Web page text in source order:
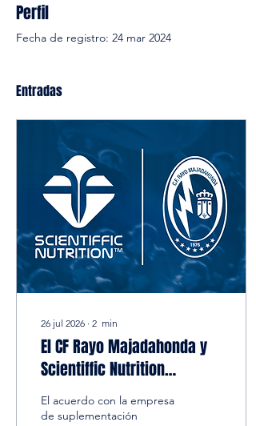
Perfil
Fecha de registro: 24 mar 2024
Entradas
26 jul 2026 ∙ 2 min
El CF Rayo Majadahonda y
Scientiffic Nutrition
renuevan su acuerdo de
patrocinio.
El acuerdo con la empresa
de suplementación